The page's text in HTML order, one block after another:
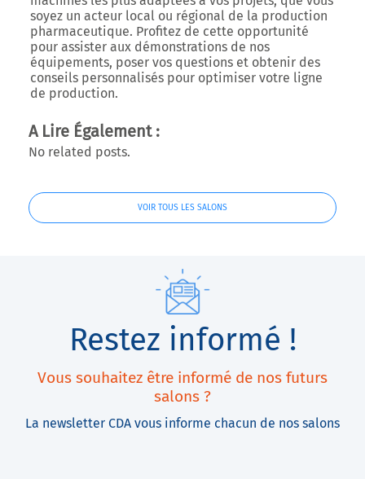
soyez un acteur local ou régional de la production
pharmaceutique. Profitez de cette opportunité
pour assister aux démonstrations de nos
équipements, poser vos questions et obtenir des
conseils personnalisés pour optimiser votre ligne
de production.
A Lire Également :
No related posts.
VOIR TOUS LES SALONS
Restez informé !
Vous souhaitez être informé de nos futurs
salons ?
La newsletter CDA vous informe chacun de nos salons